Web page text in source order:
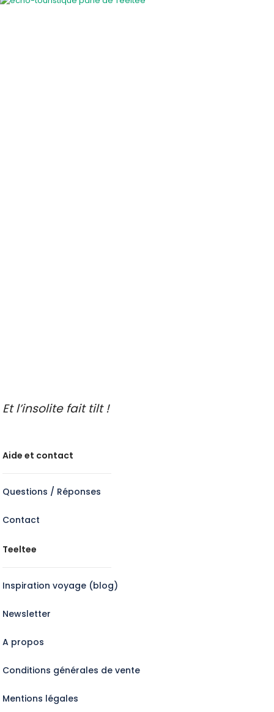
Et l’insolite fait tilt !
Aide et contact
Questions / Réponses
Contact
Teeltee
Inspiration voyage (blog)
Newsletter
A propos
Conditions générales de vente
Mentions légales